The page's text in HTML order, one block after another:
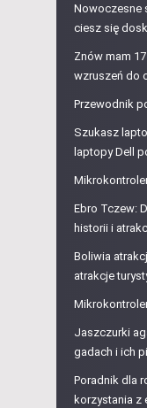
Nowoczesne
ciesz się
Znów mam
wzruszeń do
Przewodnik
Szukasz
laptopy Dell
Ebro Tczew:
historii i
Boliwia
atrakcje
Jaszczurki
gadach i ich
Poradnik dla
korzystania z